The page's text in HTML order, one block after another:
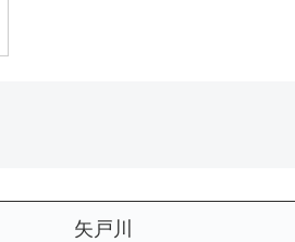
矢戸川